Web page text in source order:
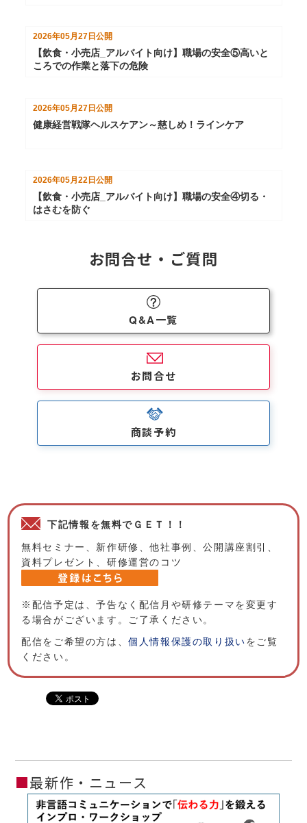
2026年05月27日公開
【飲食・小売店_アルバイト向け】職場の安全⑤高いと
ころでの作業と落下の危険
2026年05月27日公開
健康経営戦隊ヘルスケアン～慈しめ！ラインケア
2026年05月22日 公開
【飲食・小売店_アルバイト向け】職場の安全④切る・
はさむを防ぐ
お問合せ・ご質問
Q&A一覧
お問合せ
商談予約
下記情報を無料でＧＥＴ！！
無料セミナー、新作研修、他社事例、公開講座割引、
資料プレゼント、研修運営のコツ
※配信予定は、予告なく配信月や研修テーマを変更す
る場合がございます。ご了承ください。
配信をご希望の方は、個人情報保護の取り扱いをご覧
ください。
■最新作・ニュース